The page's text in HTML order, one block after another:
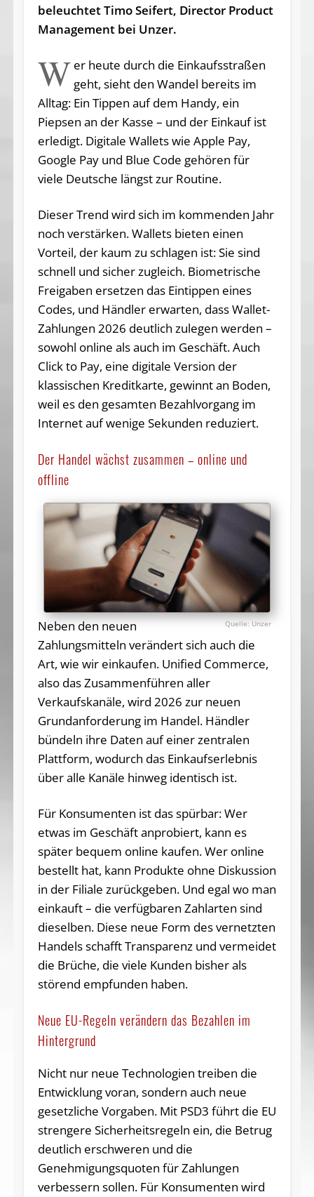
beleuchtet Timo Seifert, Director Product
Management bei Unzer.
W er heute durch die Einkaufsstraßen
geht, sieht den Wandel bereits im
Alltag: Ein Tippen auf dem Handy, ein
Piepsen an der Kasse – und der Einkauf ist
erledigt. Digitale Wallets wie Apple Pay,
Google Pay und Blue Code gehören für
viele Deutsche längst zur Routine.
Dieser Trend wird sich im kommenden Jahr
noch verstärken. Wallets bieten einen
Vorteil, der kaum zu schlagen ist: Sie sind
schnell und sicher zugleich. Biometrische
Freigaben ersetzen das Eintippen eines
Codes, und Händler erwarten, dass Wallet-
Zahlungen 2026 deutlich zulegen werden –
sowohl online als auch im Geschäft. Auch
Click to Pay, eine digitale Version der
klassischen Kreditkarte, gewinnt an Boden,
weil es den gesamten Bezahlvorgang im
Internet auf wenige Sekunden reduziert.
Der Handel wächst zusammen – online und
offline
Unzer
Neben den neuen
Zahlungsmitteln verändert sich auch die
Art, wie wir einkaufen. Unified Commerce,
also das Zusammenführen aller
Verkaufskanäle, wird 2026 zur neuen
Grundanforderung im Handel. Händler
bündeln ihre Daten auf einer zentralen
Plattform, wodurch das Einkaufserlebnis
über alle Kanäle hinweg identisch ist.
Für Konsumenten ist das spürbar: Wer
etwas im Geschäft anprobiert, kann es
später bequem online kaufen. Wer online
bestellt hat, kann Produkte ohne Diskussion
in der Filiale zurückgeben. Und egal wo man
einkauft – die verfügbaren Zahlarten sind
dieselben. Diese neue Form des vernetzten
Handels schafft Transparenz und vermeidet
die Brüche, die viele Kunden bisher als
störend empfunden haben.
Neue EU-Regeln verändern das Bezahlen im
Hintergrund
Nicht nur neue Technologien treiben die
Entwicklung voran, sondern auch neue
gesetzliche Vorgaben. Mit PSD3 führt die EU
strengere Sicherheitsregeln ein, die Betrug
deutlich erschweren und die
Genehmigungsquoten für Zahlungen
verbessern sollen. Für Konsumenten wird